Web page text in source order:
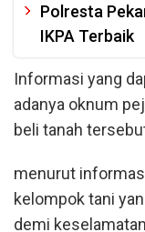
Polresta
IKPA Terbaik
Informasi yang
adanya oknum
beli tanah
menurut
kelompok tani
demi